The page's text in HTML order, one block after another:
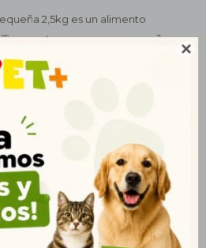

2,5kg es un alimento
para perros pequeños.
alta calidad favorece la digestión,
de tu perro. Enriquecido con
piel sana y un pelaje brillante,
y fibras naturales favorecen una
la absorción de nutrientes.
y condroitina apoya la
especialmente importante para
Las vitaminas y minerales
inmunológico y ayudan a
Ideal para perros pequeños